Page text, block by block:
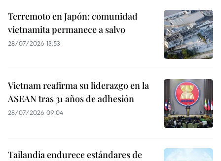
Terremoto en Japón: comunidad
vietnamita permanece a salvo
28/07/2026 13:53
Vietnam reafirma su liderazgo en la
ASEAN tras 31 años de adhesión
28/07/2026 09:04
Tailandia endurece estándares de